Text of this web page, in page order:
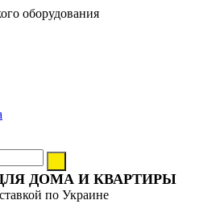
оборудования
ДОМА И КВАРТИРЫ
по Украине